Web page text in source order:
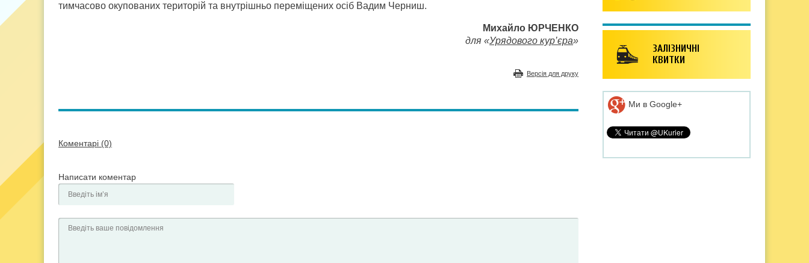
тимчасово окупованих територій та внутрішньо переміщених осіб Вадим Черниш.
Михайло ЮРЧЕНКО
для «Урядового кур’єра»
Версія для друку
Коментарі (0)
Написати коментар
ЗАЛІЗНИЧНІ
КВИТКИ
Ми в Google+